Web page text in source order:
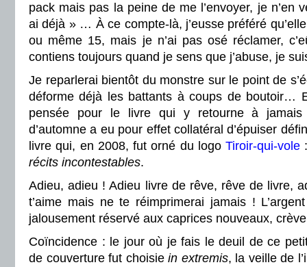
pack mais pas la peine de me l’envoyer, je n’en
ai déjà » … À ce compte-là, j’eusse préféré
ou même 15, mais je n’ai pas osé réclamer,
contiens toujours quand je sens que j’abuse, je
Je reparlerai bientôt du monstre sur le point de
déforme déjà les battants à coups de boutoir…
pensée pour le livre qui y retourne à
d’automne a eu pour effet collatéral d’épuiser
livre qui, en 2008, fut orné du logoTiroir-qui-vole
récits incontestables.
Adieu, adieu ! Adieu livre de rêve, rêve de livre,
t’aime mais ne te réimprimerai jamais !
jalousement réservé aux caprices nouveaux,
Coïncidence : le jour où je fais le deuil de ce
de couverture fut choisiein extremis, la veille de